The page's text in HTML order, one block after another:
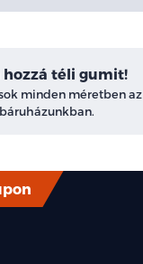
hozzá téli gumit!
minden méretben az